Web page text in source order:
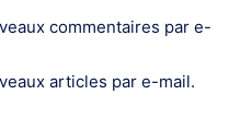
commentaires par e-
articles par e-mail.